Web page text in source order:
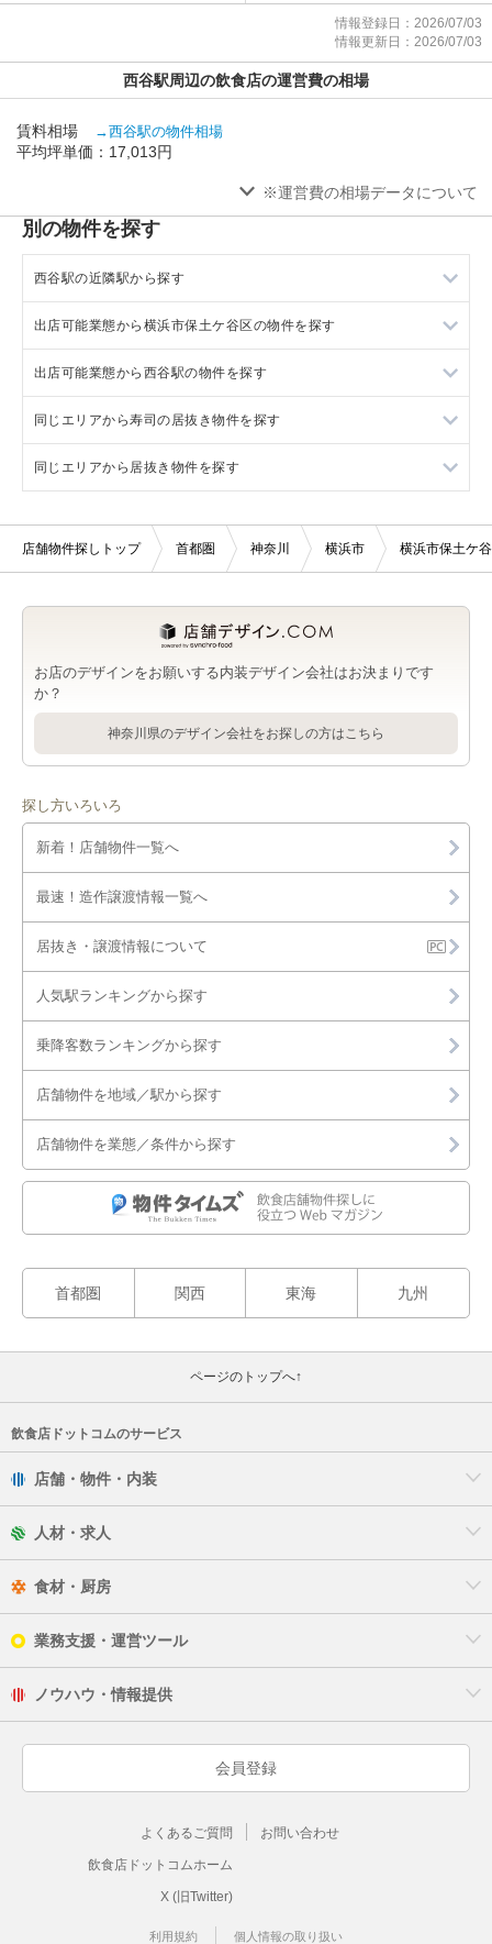
情報登録日：2026/07/03
情報更新日：2026/07/03
西谷駅周辺の飲食店の運営費の相場
賃料相場 →西谷駅の物件相場
平均坪単価：17,013円
※運営費の相場データについて
別の物件を探す
西谷駅の近隣駅から探す
鶴ヶ峰駅の店舗物件・貸店舗・テナント一覧
上星川駅の店舗物件・貸店舗・テナント一覧
新横浜駅の店舗物件・貸店舗・テナント一覧
羽沢横浜国大駅の店舗物件・貸店舗・テナント一覧
出店可能業態から横浜市保土ケ谷区の物件を探す
横浜市保土ケ谷区の重飲食を出店可能な店舗物件・貸店舗・テ
ナント一覧
店舗・テナント一覧
横浜市保土ケ谷区のサロンを出店可能な店舗物件・貸店舗・テ
出店可能業態から西谷駅の物件を探す
西谷駅の重飲食を出店可能な店舗物件・貸店舗・テナント一覧
西谷駅の軽飲食を出店可能な店舗物件・貸店舗・テナント一覧
同じエリアから寿司の居抜き物件を探す
横浜市の寿司の居抜き店舗物件・貸店舗・テナント一覧
同じエリアから居抜き物件を探す
西谷駅の居抜き店舗物件・貸店舗・テナント一覧
店舗物件探しトップ 首都圏 神奈川 横浜市 横浜市保土ケ
お店のデザインをお願いする内装デザイン会社はお決まりです
か？
神奈川県のデザイン会社をお探しの方はこちら
探し方いろいろ
新着！店舗物件一覧へ
最速！造作譲渡情報一覧へ
居抜き・譲渡情報について
人気駅ランキングから探す
乗降客数ランキングから探す
店舗物件を地域／駅から探す
店舗物件を業態／条件から探す
首都圏 関西 東海 九州
ページのトップへ↑
飲食店ドットコムのサービス
店舗・物件・内装
人材・求人
食材・厨房
業務支援・運営ツール
ノウハウ・情報提供
会員登録
よくあるご質問 お問い合わせ
飲食店ドットコムホーム
X (旧Twitter)
利用規約 個人情報の取り扱い